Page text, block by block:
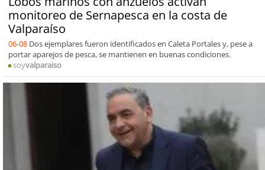
monitoreo de Sernapesca en la costa de
Valparaíso
06-08 Dos ejemplares fueron identificados en Caleta Portales y, pese a
portar aparejos de pesca, se mantienen en buenas condiciones.
soyvalparaiso